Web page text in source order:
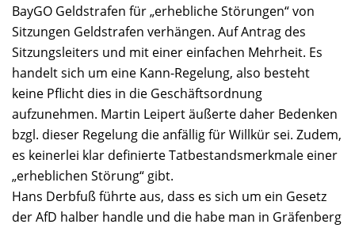
BayGO Geldstrafen für „erhebliche Störungen“ von
Sitzungen Geldstrafen verhängen. Auf Antrag des
Sitzungsleiters und mit einer einfachen Mehrheit. Es
handelt sich um eine Kann-Regelung, also besteht
keine Pflicht dies in die Geschäftsordnung
aufzunehmen. Martin Leipert äußerte daher Bedenken
bzgl. dieser Regelung die anfällig für Willkür sei. Zudem,
es keinerlei klar definierte Tatbestandsmerkmale einer
„erheblichen Störung“ gibt.
Hans Derbfuß führte aus, dass es sich um ein Gesetz
der AfD halber handle und die habe man in Gräfenberg